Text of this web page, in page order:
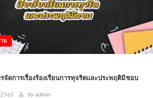
น
จัดการเรื่องร้องเรียนการทุจริตและประพฤติมิชอบ
by admin